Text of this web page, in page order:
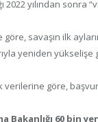
2022 yılından sonra
göre, savaşın ilk
yeniden yükselişe
verilerine göre,
Bakanlığı 60 bin